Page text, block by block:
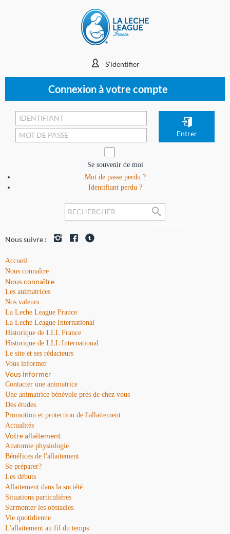
S'identifier
Connexion à votre compte
Se souvenir de moi
Mot de passe perdu ?
Identifiant perdu ?
Nous suivre :
Accueil
Nous connaître
Nous connaître
Les animatrices
Nos valeurs
La Leche League France
La Leche League International
Historique de LLL France
Historique de LLL International
Le site et ses rédacteurs
Vous informer
Vous informer
Contacter une animatrice
Une animatrice bénévole près de chez vous
Des études
Promotion et protection de l'allaitement
Actualités
Votre allaitement
Anatomie physiologie
Bénéfices de l'allaitement
Se préparer?
Les débuts
Allaitement dans la société
Situations particulières
Surmonter les obstacles
Vie quotidienne
L'allaitement au fil du temps